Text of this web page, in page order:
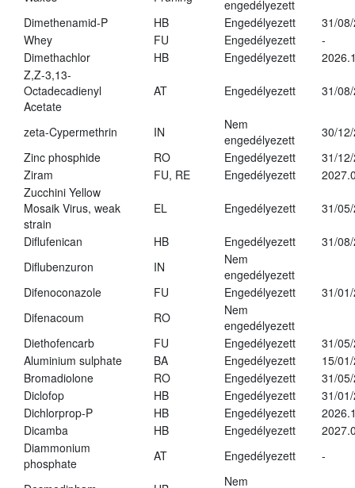
engedélyezett
Dimethenamid-P
HB Engedélyezett
31/
Whey
FU Engedélyezett
-
Dimethachlor
HB Engedélyezett
Z,Z-3,13-
Octadecadienyl
Acetate
AT Engedélyezett 31/
zeta-Cypermethrin IN
Nem
engedélyezett
30/
Zinc phosphide
RO Engedélyezett
31/
Ziram
FU, RE Engedélyezett
Zucchini Yellow
Mosaik Virus, weak
strain
EL Engedélyezett 31/
Diflufenican HB Engedélyezett
31/
Diflubenzuron
IN
Nem
engedélyezett
Difenoconazole
FU Engedélyezett
31/
Difenacoum
RO
Nem
engedélyezett
Diethofencarb
FU Engedélyezett
31/
Aluminium sulphate
BA Engedélyezett
15/
Bromadiolone
RO Engedélyezett
31/
Diclofop
HB Engedélyezett
31/
Dichlorprop-P
HB Engedélyezett
Dicamba
HB Engedélyezett
Diammonium
phosphate
AT Engedélyezett -
Nem